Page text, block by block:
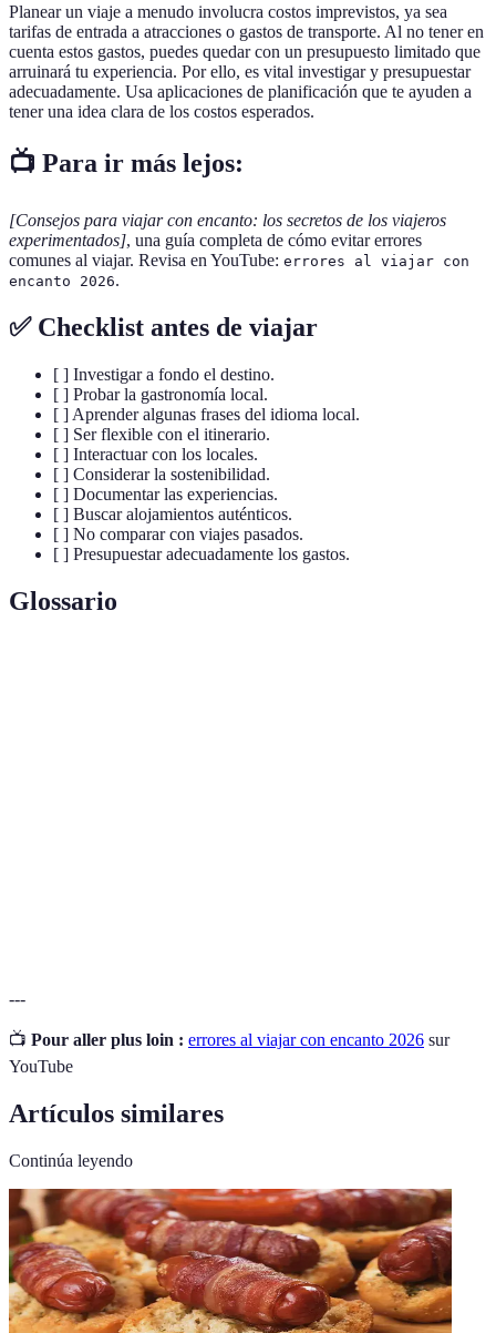
Planear un viaje a menudo involucra costos imprevistos, ya sea
tarifas de entrada a atracciones o gastos de transporte. Al no tener en
cuenta estos gastos, puedes quedar con un presupuesto limitado que
arruinará tu experiencia. Por ello, es vital investigar y presupuestar
adecuadamente. Usa aplicaciones de planificación que te ayuden a
tener una idea clara de los costos esperados.
📺 Para ir más lejos:
[Consejos para viajar con encanto: los secretos de los viajeros
experimentados], una guía completa de cómo evitar errores
comunes al viajar. Revisa en YouTube: errores al viajar con
encanto 2026.
✅ Checklist antes de viajar
[ ] Investigar a fondo el destino.
[ ] Probar la gastronomía local.
[ ] Aprender algunas frases del idioma local.
[ ] Ser flexible con el itinerario.
[ ] Interactuar con los locales.
[ ] Considerar la sostenibilidad.
[ ] Documentar las experiencias.
[ ] Buscar alojamientos auténticos.
[ ] No comparar con viajes pasados.
[ ] Presupuestar adecuadamente los gastos.
Glossario
---
📺 Pour aller plus loin : errores al viajar con encanto 2026 sur
YouTube
Artículos similares
Continúa leyendo